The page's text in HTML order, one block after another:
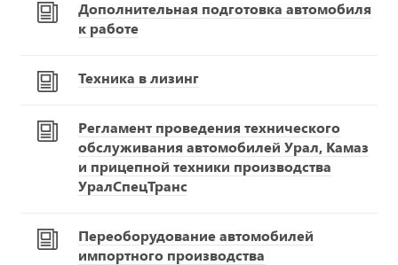
Дополнительная подготовка автомобиля
к работе
Техника в лизинг
Регламент проведения технического
обслуживания автомобилей Урал, Камаз
и прицепной техники производства
УралСпецТранс
Переоборудование автомобилей
импортного производства